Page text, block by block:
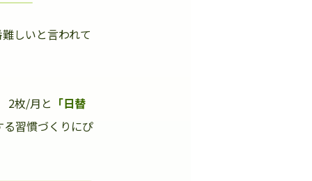
しいと言われて
2枚/月と 「日替
習慣づくりにぴ